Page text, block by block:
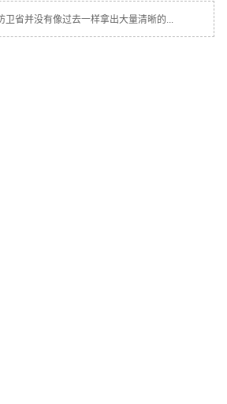
卫省并没有像过去一样拿出大量清晰的...